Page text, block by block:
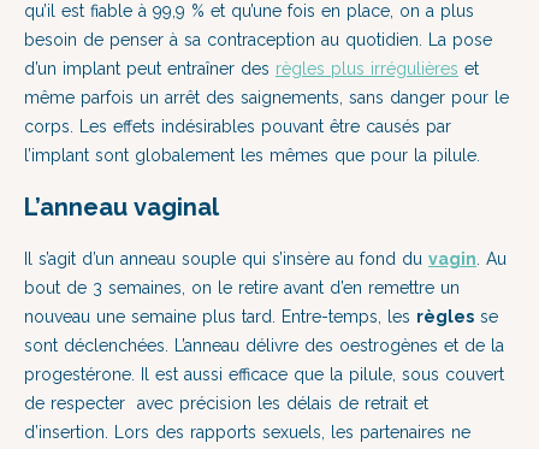
qu’il est fiable à 99,9 % et qu’une fois en place, on a plus
besoin de penser à sa contraception au quotidien. La pose
d’un implant peut entraîner des règles plus irrégulières et
même parfois un arrêt des saignements, sans danger pour le
corps. Les effets indésirables pouvant être causés par
l’implant sont globalement les mêmes que pour la pilule.
L’anneau vaginal
Il s’agit d’un anneau souple qui s’insère au fond du vagin . Au
bout de 3 semaines, on le retire avant d’en remettre un
nouveau une semaine plus tard. Entre-temps, les règles se
sont déclenchées. L’anneau délivre des oestrogènes et de la
progestérone. Il est aussi efficace que la pilule, sous couvert
de respecter avec précision les délais de retrait et
d’insertion. Lors des rapports sexuels, les partenaires ne